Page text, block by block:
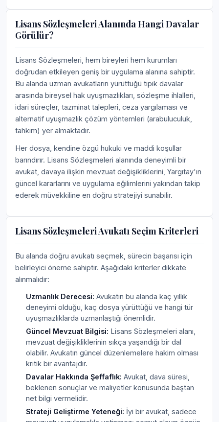
Lisans Sözleşmeleri Alanında Hangi Davalar
Görülür?
Lisans Sözleşmeleri, hem bireyleri hem kurumları
doğrudan etkileyen geniş bir uygulama alanına sahiptir.
Bu alanda uzman avukatların yürüttüğü tipik davalar
arasında bireysel hak uyuşmazlıkları, sözleşme ihlalleri,
idari süreçler, tazminat talepleri, ceza yargılaması ve
alternatif uyuşmazlık çözüm yöntemleri (arabuluculuk,
tahkim) yer almaktadır.
Her dosya, kendine özgü hukuki ve maddi koşullar
barındırır. Lisans Sözleşmeleri alanında deneyimli bir
avukat, davaya ilişkin mevzuat değişikliklerini, Yargıtay'ın
güncel kararlarını ve uygulama eğilimlerini yakından takip
ederek müvekkiline en doğru stratejiyi sunabilir.
Lisans Sözleşmeleri Avukatı Seçim Kriterleri
Bu alanda doğru avukatı seçmek, sürecin başarısı için
belirleyici öneme sahiptir. Aşağıdaki kriterler dikkate
alınmalıdır:
Uzmanlık Derecesi: Avukatın bu alanda kaç yıllık
deneyimi olduğu, kaç dosya yürüttüğü ve hangi tür
uyuşmazlıklarda uzmanlaştığı önemlidir.
Güncel Mevzuat Bilgisi: Lisans Sözleşmeleri alanı,
mevzuat değişikliklerinin sıkça yaşandığı bir dal
olabilir. Avukatın güncel düzenlemelere hakim olması
kritik bir avantajdır.
Davalar Hakkında Şeffaflık: Avukat, dava süresi,
beklenen sonuçlar ve maliyetler konusunda baştan
net bilgi vermelidir.
Strateji Geliştirme Yeteneği: İyi bir avukat, sadece